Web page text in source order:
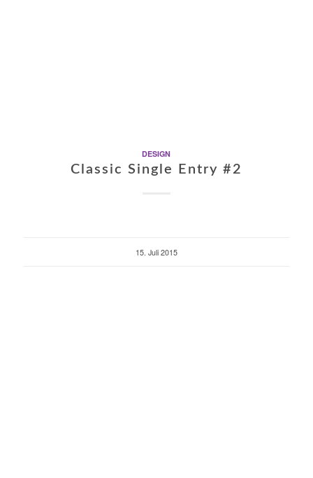
DESIGN
Classic Single Entry #2
15. Juli 2015